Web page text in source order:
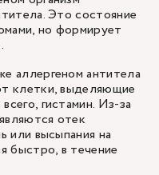
Это состояние
но формирует
аллергеном антитела
клетки, выделяющие
гистамин. Из-за
отек
или высыпания на
быстро, в течение